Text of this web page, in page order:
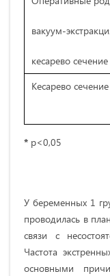
вакуум-
кесарево сечение
Кесарево сечение
* р<0,05
У беременных 1
проводилась в
связи с
Частота
основными